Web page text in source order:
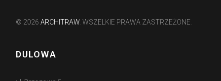
© 2026 ARCHITRAW . WSZELKIE PRAWA ZASTRZEŻONE.
DULOWA